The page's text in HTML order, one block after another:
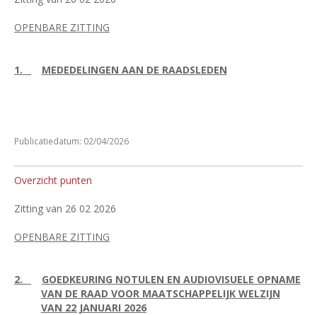
OPENBARE ZITTING
1. MEDEDELINGEN AAN DE RAADSLEDEN
Publicatiedatum: 02/04/2026
Overzicht punten
Zitting van 26 02 2026
OPENBARE ZITTING
2.
GOEDKEURING NOTULEN EN AUDIOVISUELE OPNAME
VAN DE RAAD VOOR MAATSCHAPPELIJK WELZIJN
VAN 22 JANUARI 2026